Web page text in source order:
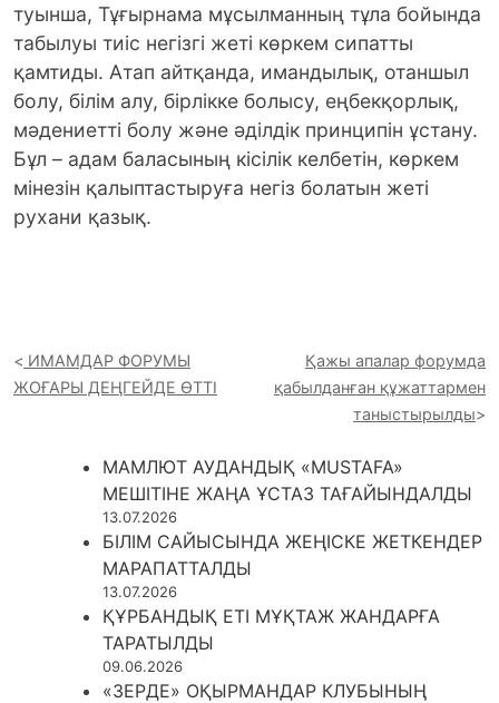
туынша, Тұғырнама мұсылманның тұла бойында
табылуы тиіс негізгі жеті көркем сипатты
қамтиды. Атап айтқан­да, имандылық, отаншыл
болу, білім алу, бірлікке болысу, еңбекқорлық,
мәде­ниетті болу және әділдік принципін ұстану.
Бұл – адам баласының кісілік келбетін, көркем
мінезін қалыптастыруға негіз болатын жеті
рухани қазық.
ИМАМДАР ФОРУМЫ
ЖОҒАРЫ ДЕҢГЕЙДЕ ӨТТІ
Қажы апалар форумда
қабылданған құжаттармен
таныстырылды
МАМЛЮТ АУДАНДЫҚ «MUSTAFA»
МЕШІТІНЕ ЖАҢА ҰСТАЗ ТАҒАЙЫНДАЛДЫ
13.07.2026
БІЛІМ САЙЫСЫНДА ЖЕҢІСКЕ ЖЕТКЕНДЕР
МАРАПАТТАЛДЫ
13.07.2026
ҚҰРБАНДЫҚ ЕТІ МҰҚТАЖ ЖАНДАРҒА
ТАРАТЫЛДЫ
09.06.2026
«ЗЕРДЕ» ОҚЫРМАНДАР КЛУБЫНЫҢ